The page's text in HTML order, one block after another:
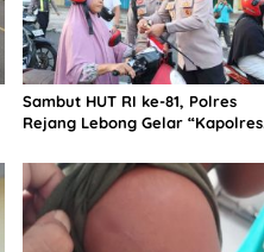
Sambut HUT RI ke-81, Polres
Rejang Lebong Gelar “Kapolres
Bendera